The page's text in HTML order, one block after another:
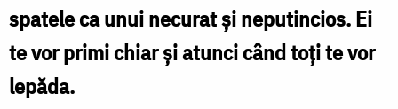
până
la
moarte
spatele ca unui necurat şi neputincios. Ei
te vor primi chiar şi atunci când toţi te vor
lepăda.